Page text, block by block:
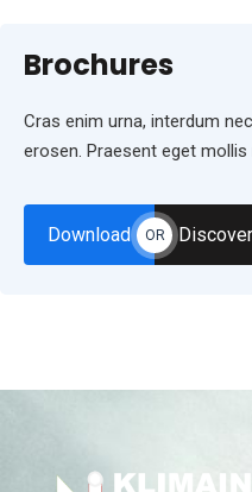
Brochures
Cras enim urna, interdum
erosen. Praesent eget mollis
Download OR Discover